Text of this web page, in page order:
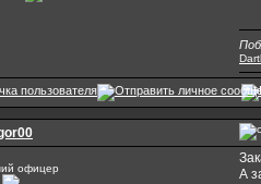
офицер
А